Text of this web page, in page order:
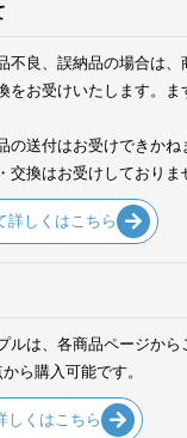
不良、誤納品の場合は、
をお受けいたします。ま
送付はお受けできかね
換はお受けしておりま
詳しくはこちら
ルは、各商品ページか
ら購入可能です。
しくはこちら